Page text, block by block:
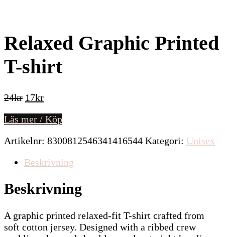
Relaxed Graphic Printed
T-shirt
24kr Det
priset
24kr.
17krDet
priset
17kr.
Läs mer / Köp
Artikelnr: 8300812546341416544 Kategori: Unisex
Beskrivning
Beskrivning
A graphic printed relaxed-fit T-shirt crafted from
soft cotton jersey. Designed with a ribbed crew